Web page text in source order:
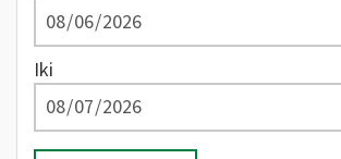
Iki